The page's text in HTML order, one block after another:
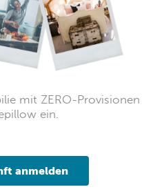
mit ZERO-Provisionen
ein.
anmelden